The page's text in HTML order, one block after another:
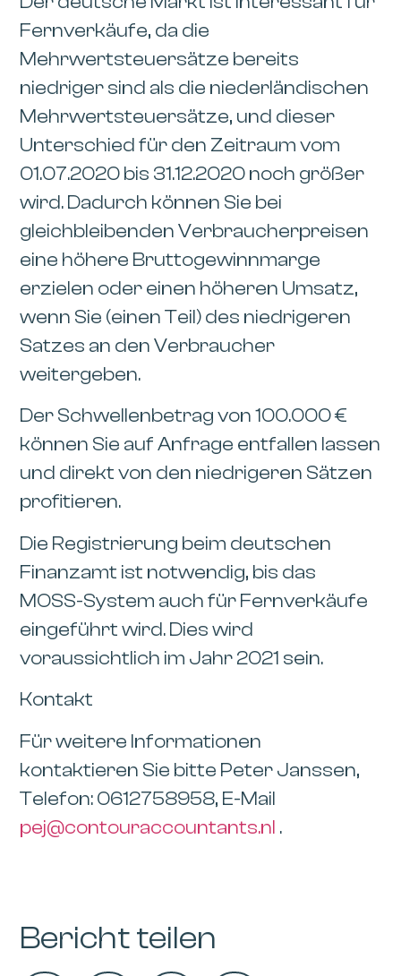
Fernverkäufe, da die
Mehrwertsteuersätze bereits
niedriger sind als die niederländischen
Mehrwertsteuersätze, und dieser
Unterschied für den Zeitraum vom
01.07.2020 bis 31.12.2020 noch größer
wird. Dadurch können Sie bei
gleichbleibenden Verbraucherpreisen
eine höhere Bruttogewinnmarge
erzielen oder einen höheren Umsatz,
wenn Sie (einen Teil) des niedrigeren
Satzes an den Verbraucher
weitergeben.
Der Schwellenbetrag von 100.000 €
können Sie auf Anfrage entfallen lassen
und direkt von den niedrigeren Sätzen
profitieren.
Die Registrierung beim deutschen
Finanzamt ist notwendig, bis das
MOSS-System auch für Fernverkäufe
eingeführt wird. Dies wird
voraussichtlich im Jahr 2021 sein.
Kontakt
Für weitere Informationen
kontaktieren Sie bitte Peter Janssen,
Telefon: 0612758958, E-Mail
pej@contouraccountants.nl .
Bericht teilen